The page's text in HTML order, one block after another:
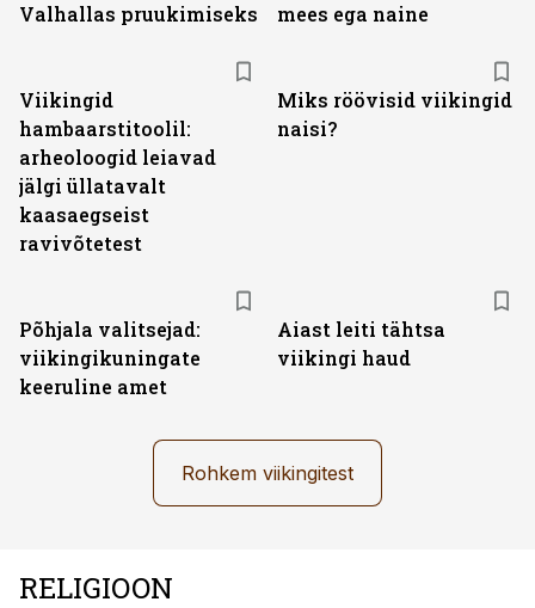
Valhallas pruukimiseks
mees ega naine
Viikingid
hambaarstitoolil:
arheoloogid leiavad
jälgi üllatavalt
kaasaegseist
ravivõtetest
Miks röövisid viikingid
naisi?
Põhjala valitsejad:
viikingikuningate
keeruline amet
Aiast leiti tähtsa
viikingi haud
Rohkem viikingitest
RELIGIOON